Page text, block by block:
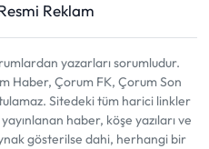
Reklam
yazarları sorumludur.
Haber, Çorum FK, Çorum Son
Sitedeki tüm harici linkler
haber, köşe yazıları ve
gösterilse dahi, herhangi bir